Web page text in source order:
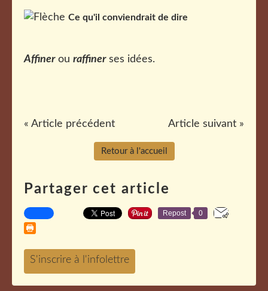
Ce qu'il conviendrait de dire
Affinerou raffinerses idées.
« Article précédent Article suivant »
Retour à l'accueil
Partager cet article
Repost 0